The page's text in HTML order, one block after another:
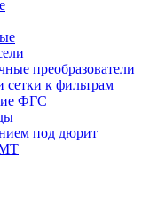
преобразователи
к фильтрам
ФГС
под дюрит